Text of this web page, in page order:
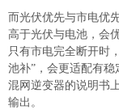
而光伏优先与市电优
高于光伏与电池，会
只有市电完全断开时
池补”，会更适配有
混网逆变器的说明书
输出。